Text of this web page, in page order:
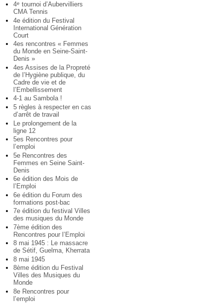
4e tournoi d’Aubervilliers
CMA Tennis
4e édition du Festival
International Génération
Court
4es rencontres « Femmes
du Monde en Seine-Saint-
Denis »
4es Assises de la Propreté
de l’Hygiène publique, du
Cadre de vie et de
l’Embellissement
4-1 au Sambola !
5 règles à respecter en cas
d’arrêt de travail
Le prolongement de la
ligne 12
5es Rencontres pour
l’emploi
5e Rencontres des
Femmes en Seine Saint-
Denis
6e édition des Mois de
l’Emploi
6e édition du Forum des
formations post-bac
7e édition du festival Villes
des musiques du Monde
7ème édition des
Rencontres pour l’Emploi
8 mai 1945 : Le massacre
de Sétif, Guelma, Kherrata
8 mai 1945
8ème édition du Festival
Villes des Musiques du
Monde
8e Rencontres pour
l’emploi